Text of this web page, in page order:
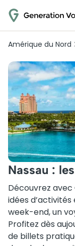
Amérique du Nord
Nassau :
Découvrez
idées
week-end, un
Profitez dès
de billets